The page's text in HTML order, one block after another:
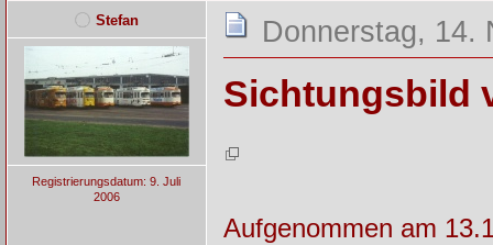
Stefan
Registrierungsdatum: 9. Juli
2006
Donnerstag, 14.
Sichtungsbild
Aufgenommen am